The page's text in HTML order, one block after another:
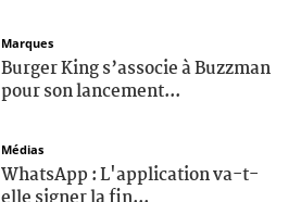
Marques
Burger King s’associe à Buzzman
pour son lancement...
Médias
WhatsApp : L'application va-t-